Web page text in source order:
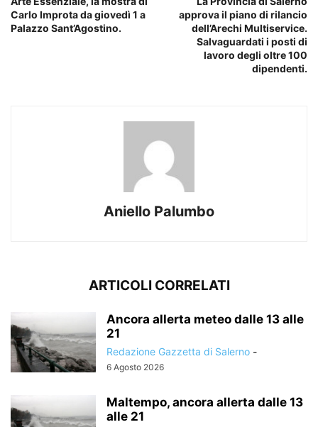
Carlo Improta da giovedì 1 a
Palazzo Sant’Agostino.
approva il piano di rilancio
dell’Arechi Multiservice.
Salvaguardati i posti di
lavoro degli oltre 100
dipendenti.
Aniello Palumbo
ARTICOLI CORRELATI
Ancora allerta meteo dalle 13 alle
21
Redazione Gazzetta di Salerno -
6 Agosto 2026
Maltempo, ancora allerta dalle 13
alle 21